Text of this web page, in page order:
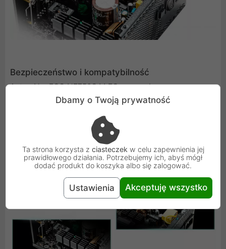
Bezpieczeństwo i kompatybilność
Antec NeoECO NE750G M EC wyposażono w
kompleksowy zestaw zabezpieczeń CircuitShield, który
chroni system przed przepięciami, przeciążeniami i
zwarciami. Dzięki zgodności ze standardem ATX 12V 2.4,
zasilacz jest kompatybilny z najnowszymi procesorami i
płytami głównymi.
Dbamy o Twoją prywatność
Ta strona korzysta z ciasteczek w celu zapewnienia jej
prawidłowego działania. Potrzebujemy ich, abyś mógł
dodać produkt do koszyka albo się zalogować.
Ustawienia Akceptuję wszystko